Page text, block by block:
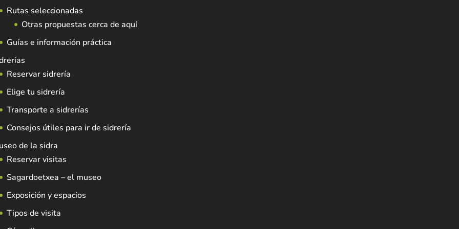
Rutas seleccionadas
Otras propuestas cerca de aquí
Guías e información práctica
Reservar sidrería
Elige tu sidrería
Transporte a sidrerías
Consejos útiles para ir de sidrería
de la sidra
Reservar visitas
Sagardoetxea – el museo
Exposición y espacios
Tipos de visita